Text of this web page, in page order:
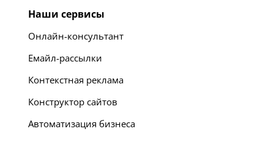
Наши сервисы
Онлайн-консультант
Емайл-рассылки
Контекстная реклама
Конструктор сайтов
Автоматизация бизнеса